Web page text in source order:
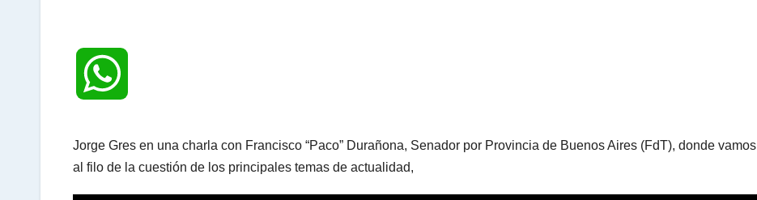
Jorge Gres en una charla con Francisco “Paco” Durañona, Senador por Provincia de Buenos Aires (FdT), donde vamos
al filo de la cuestión de los principales temas de actualidad,